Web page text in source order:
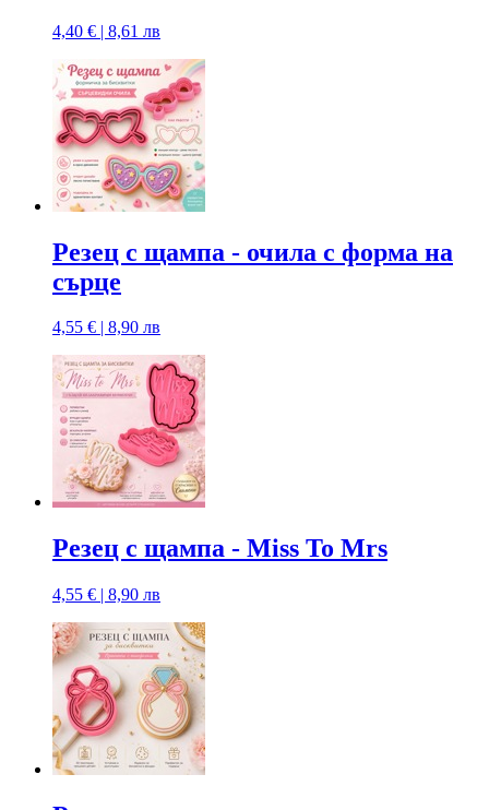
4,40 € | 8,61 лв
Резец с щампа - очила с форма на
сърце
4,55 € | 8,90 лв
Резец с щампа - Miss To Mrs
4,55 € | 8,90 лв